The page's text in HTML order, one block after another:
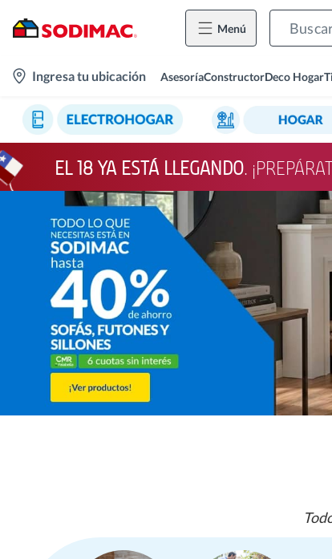
Menú
location-
Ingresa tu ubicación AsesoríaConstructorDeco Hogar
EL 18 YA ESTÁ LLEGANDO.